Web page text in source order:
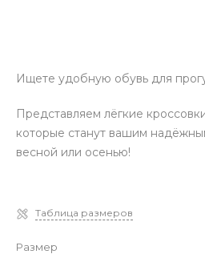
Ищете удобную обувь для
Представляем лёгкие
которые станут вашим
весной или осенью!
Таблица размеров
Размер